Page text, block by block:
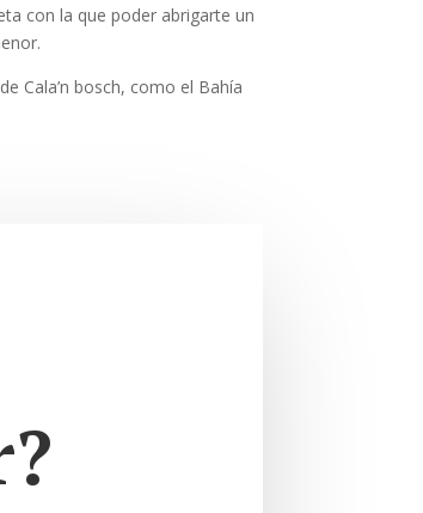
con la que poder abrigarte un
Cala’n bosch, como el Bahía